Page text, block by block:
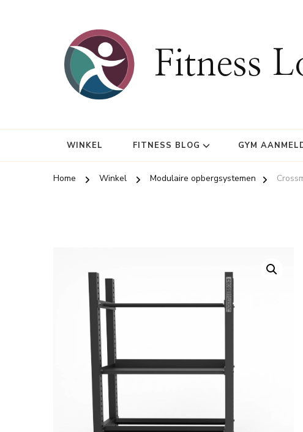
Fitness
WINKEL FITNESS BLOG GYM
Home Winkel Modulaire opbergsystemen